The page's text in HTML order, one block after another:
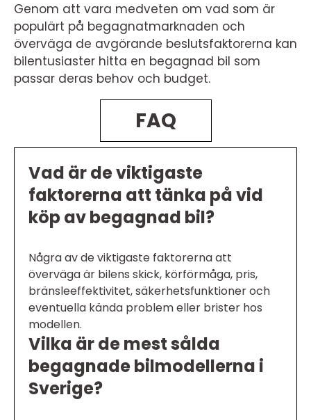
Genom att vara medveten om vad som är
populärt på begagnatmarknaden och
överväga de avgörande beslutsfaktorerna kan
bilentusiaster hitta en begagnad bil som
passar deras behov och budget.
FAQ
Vad är de viktigaste
faktorerna att tänka på vid
köp av begagnad bil?
Några av de viktigaste faktorerna att
överväga är bilens skick, körförmåga, pris,
bränsleeffektivitet, säkerhetsfunktioner och
eventuella kända problem eller brister hos
modellen.
Vilka är de mest sålda
begagnade bilmodellerna i
Sverige?